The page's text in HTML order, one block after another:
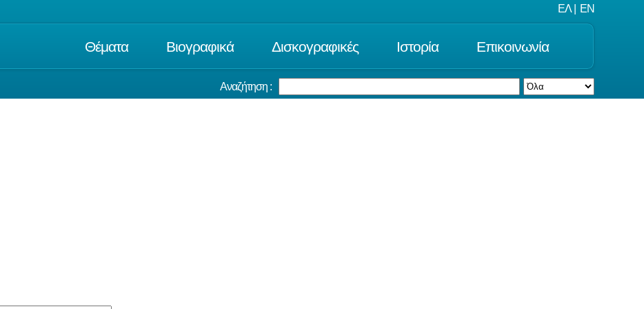
ΕΛ EN
Θέματα Βιογραφικά Δισκογραφικές Ιστορία Επικοινωνία
Αναζήτηση :